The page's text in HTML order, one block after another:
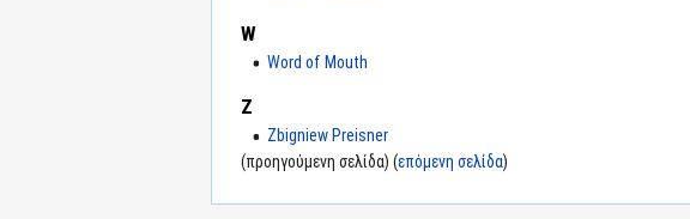
W
Word of Mouth
Z
Zbigniew Preisner
(προηγούμενη σελίδα) (επόμενη σελίδα)